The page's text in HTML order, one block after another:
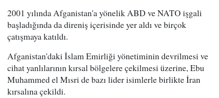
2001 yılında Afganistan'a yönelik ABD ve NATO işgali
başladığında da direniş içerisinde yer aldı ve birçok
çatışmaya katıldı.
Afganistan'daki İslam Emirliği yönetiminin devrilmesi ve
cihat yanlılarının kırsal bölgelere çekilmesi üzerine, Ebu
Muhammed el Mısri de bazı lider isimlerle birlikte İran
kırsalına çekildi.